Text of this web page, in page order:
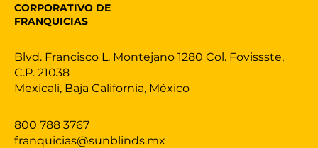
800 788 3767
franquicias@sunblinds.mx
Blvd. Francisco L. Montejano 1280 Col. Fovissste,
C.P. 21038
Mexicali, Baja California, México
CORPORATIVO DE
FRANQUICIAS